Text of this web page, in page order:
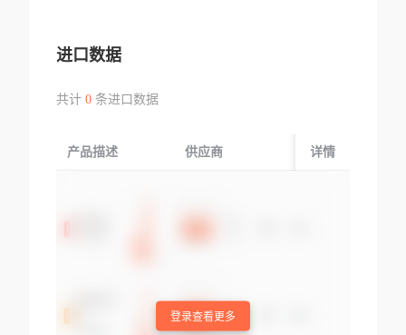
进口数据
共计 0条进口数据
产品描述 供应商 起运国/地区
详情
登录查看更多